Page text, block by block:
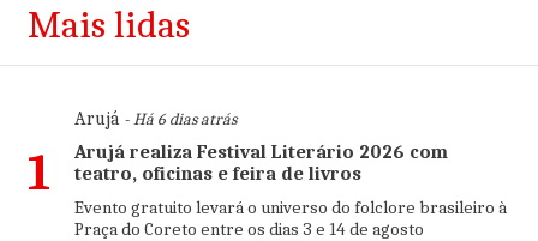
Mais lidas
1
Arujá- Há 6 dias atrás
Arujá realiza Festival Literário 2026 com
teatro, oficinas e feira de livros
Evento gratuito levará o universo do folclore brasileiro à
Praça do Coreto entre os dias 3 e 14 de agosto